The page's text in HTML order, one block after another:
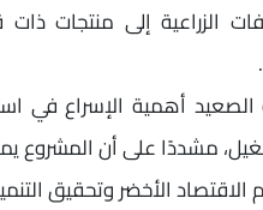
الزراعية إلى منتجات
أهمية الإسراع في
مشددًا على أن المشروع
الأخضر وتحقيق